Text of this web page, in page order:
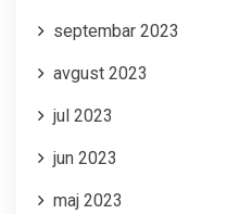
septembar 2023
avgust 2023
jul 2023
jun 2023
maj 2023